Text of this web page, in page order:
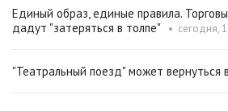
Единый образ, единые правила.
дадут "затеряться в толпе"
• сегодня,
"Театральный поезд" может вернуться